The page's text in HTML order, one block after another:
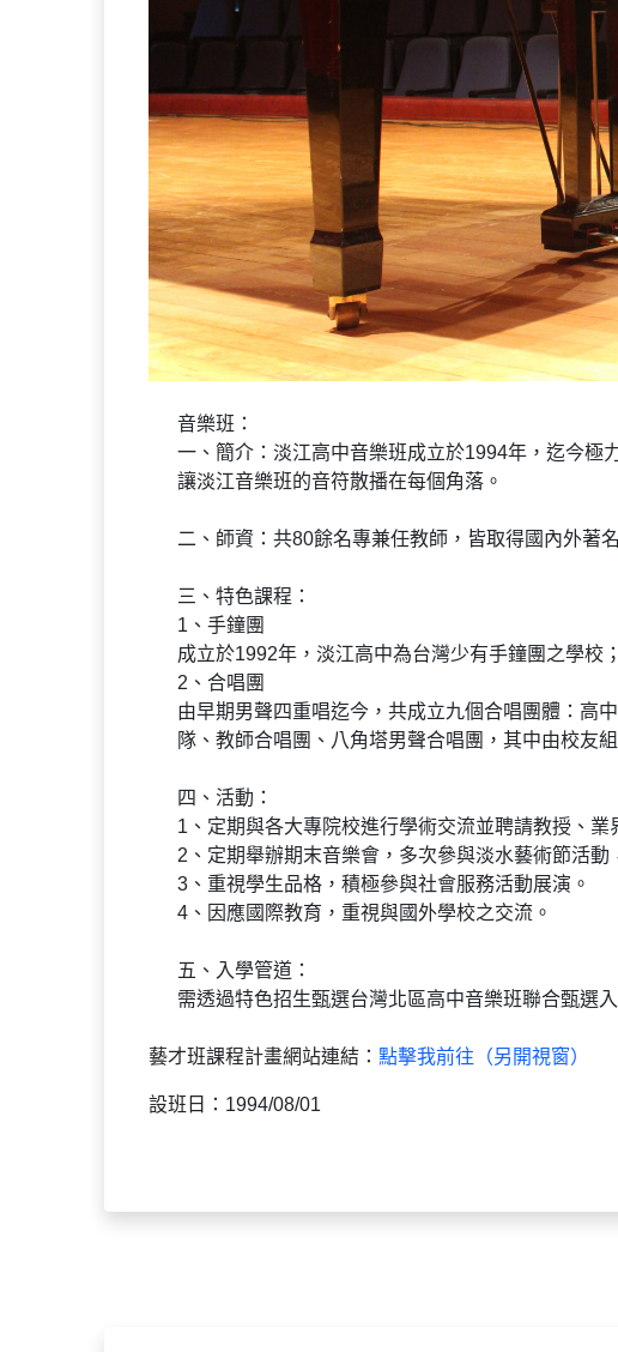
音樂班：
一、簡介：淡江高中音樂班成立於1994年，迄今極
讓淡江音樂班的音符散播在每個角落。
二、師資：共80餘名專兼任教師，皆取得國內外著
三、特色課程：
1、手鐘團
成立於1992年，淡江高中為台灣少有手鐘團之學校
2、合唱團
由早期男聲四重唱迄今，共成立九個合唱團體：高
隊、教師合唱團、八角塔男聲合唱團，其中由校友
四、活動：
1、定期與各大專院校進行學術交流並聘請教授、業
2、定期舉辦期末音樂會，多次參與淡水藝術節活動
3、重視學生品格，積極參與社會服務活動展演。
4、因應國際教育，重視與國外學校之交流。
五、入學管道：
需透過特色招生甄選台灣北區高中音樂班聯合甄選
藝才班課程計畫網站連結： 點擊我前往（另開視窗）
設班日：1994/08/01